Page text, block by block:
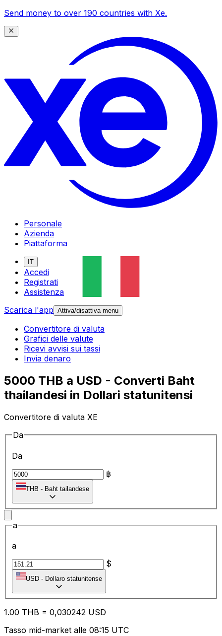
Send money to over 190 countries with Xe.
Personale
Azienda
Piattaforma
IT
Accedi
Registrati
Assistenza
Scarica l'app Attiva/disattiva menu
Convertitore di valuta
Grafici delle valute
Ricevi avvisi sui tassi
Invia denaro
5000 THB a USD - Converti Baht
thailandesi in Dollari statunitensi
Convertitore di valuta XE
Da
Da
฿
THB - Baht tailandese
a
a
$
USD - Dollaro statunitense
1.00 THB = 0,030242 USD
Tasso mid-market alle 08:15 UTC